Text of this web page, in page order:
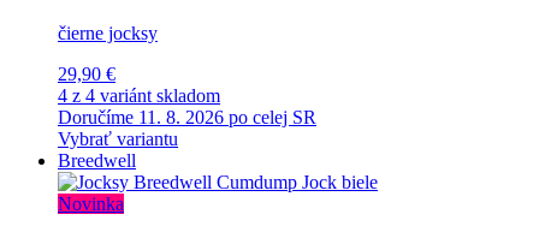
čierne jocksy
29,90 €
4 z 4 variánt skladom
Doručíme 11. 8. 2026 po celej SR
Vybrať variantu
Breedwell
Novinka